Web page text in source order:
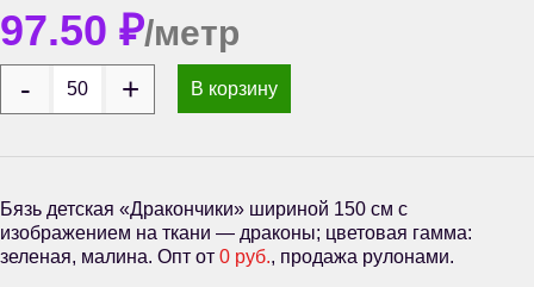
97.50 ₽/метр
В корзину
Бязь детская «Дракончики» шириной 150 см с
изображением на ткани — драконы; цветовая гамма:
зеленая, малина. Опт от 0 руб., продажа рулонами.